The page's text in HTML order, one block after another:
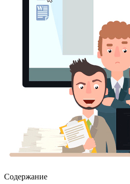
Содержание